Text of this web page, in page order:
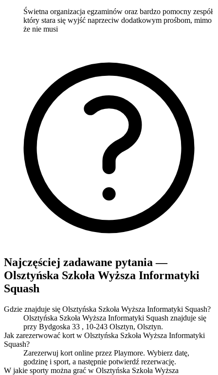
Świetna organizacja egzaminów oraz bardzo pomocny zespół
który stara się wyjść naprzeciw dodatkowym prośbom, mimo
że nie musi
Najczęściej zadawane pytania —
Olsztyńska Szkoła Wyższa Informatyki
Squash
Gdzie znajduje się Olsztyńska Szkoła Wyższa Informatyki Squash?
Olsztyńska Szkoła Wyższa Informatyki Squash znajduje się
przy Bydgoska 33 , 10-243 Olsztyn, Olsztyn.
Jak zarezerwować kort w Olsztyńska Szkoła Wyższa Informatyki
Squash?
Zarezerwuj kort online przez Playmore. Wybierz datę,
godzinę i sport, a następnie potwierdź rezerwację.
W jakie sporty można grać w Olsztyńska Szkoła Wyższa